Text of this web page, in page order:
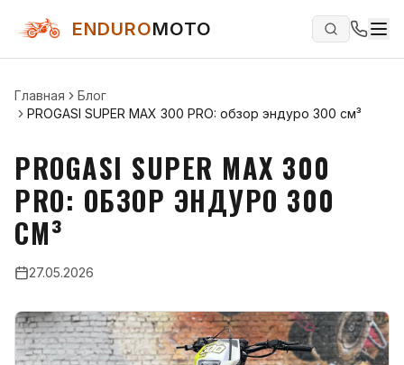
ENDUROMOTO
Главная
Блог
PROGASI SUPER MAX 300 PRO: обзор эндуро 300 см³
PROGASI SUPER MAX 300
PRO: ОБЗОР ЭНДУРО 300
СМ³
27.05.2026